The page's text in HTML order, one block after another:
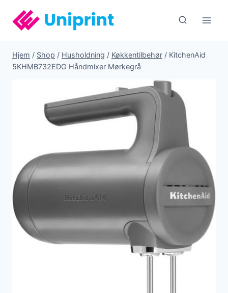
indhold
Hjem / Shop / Husholdning / Køkkentilbehør / KitchenAid
5KHMB732EDG Håndmixer Mørkegrå